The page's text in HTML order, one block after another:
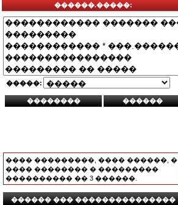
������.�����:
�����:
���� ���������, ���� ������, �
���� �������� � ���������
���������� �� 3 ������.
������ ��� ���������������